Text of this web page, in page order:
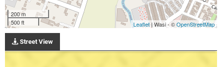
200 m
500 ft
Leaflet| Wasi - ©OpenStreetMap
Street View